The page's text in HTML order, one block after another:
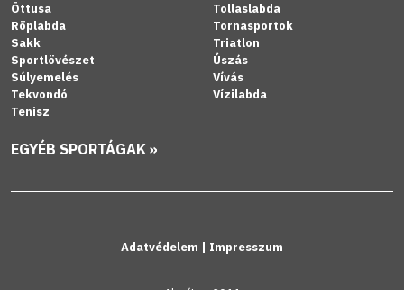
Öttusa
Röplabda
Sakk
Sportlövészet
Súlyemelés
Tekvondó
Tenisz
Tollaslabda
Tornasportok
Triatlon
Úszás
Vívás
Vízilabda
EGYÉB SPORTÁGAK »
Adatvédelem | Impresszum